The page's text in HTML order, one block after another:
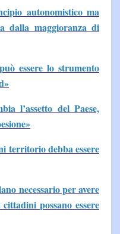
autonomistico ma
dalla maggioranza di
essere lo strumento
l’assetto del Paese,
territorio debba essere
necessario per avere
possano essere